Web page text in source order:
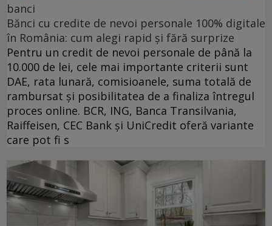
banci
Bănci cu credite de nevoi personale 100% digitale
în România: cum alegi rapid și fără surprize
Pentru un credit de nevoi personale de până la
10.000 de lei, cele mai importante criterii sunt
DAE, rata lunară, comisioanele, suma totală de
rambursat și posibilitatea de a finaliza întregul
proces online. BCR, ING, Banca Transilvania,
Raiffeisen, CEC Bank și UniCredit oferă variante
care pot fi s